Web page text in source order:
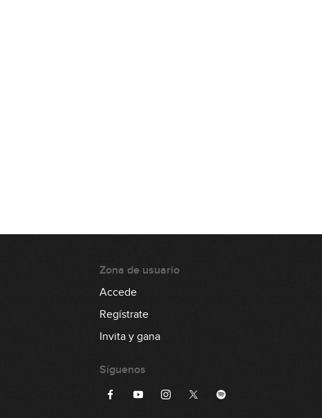
Zona de usuario
Accede
Regístrate
Invita y gana
Síguenos